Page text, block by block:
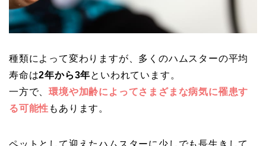
種類によって変わりますが、多くのハムスターの平均
寿命は2年から3年といわれています。
一方で、環境や加齢によってさまざまな病気に罹患す
る可能性 もあります。
ペットとして迎えたハムスターに少しでも長生きして